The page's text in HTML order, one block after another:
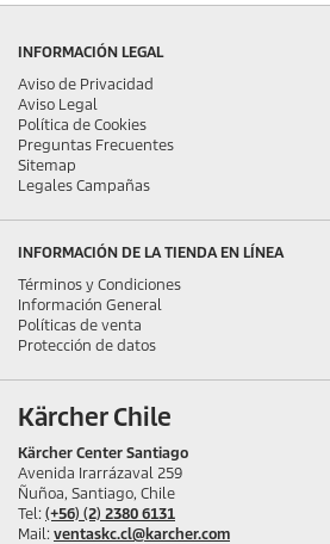
INFORMACIÓN LEGAL
Aviso de Privacidad
Aviso Legal
Política de Cookies
Preguntas Frecuentes
Sitemap
Legales Campañas
INFORMACIÓN DE LA TIENDA EN LÍNEA
Términos y Condiciones
Información General
Políticas de venta
Protección de datos
Kärcher Chile
Kärcher Center Santiago
Avenida Irarrázaval 259
Ñuñoa, Santiago, Chile
Tel: (+56) (2) 2380 6131
Mail: ventaskc.cl@karcher.com